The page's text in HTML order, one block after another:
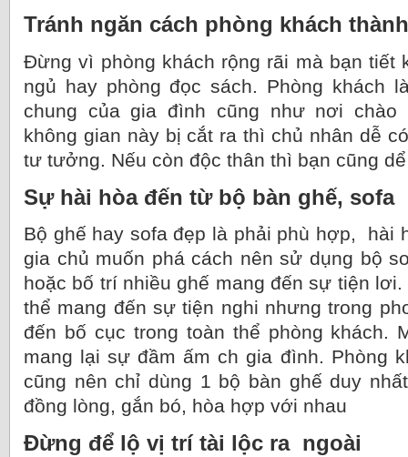
Tránh ngăn cách phòng khách
Đừng vì phòng khách rộng rãi mà bạn tiết
ngủ hay phòng đọc sách. Phòng khách
chung của gia đình cũng như nơi chào
không gian này bị cắt ra thì chủ nhân dễ
tư tưởng. Nếu còn độc thân thì bạn cũng
Sự hài hòa đến từ bộ bàn ghế, sofa
Bộ ghế hay sofa đẹp là phải phù hợp, hài
gia chủ muốn phá cách nên sử dụng bộ
hoặc bố trí nhiều ghế mang đến sự tiện
thể mang đến sự tiện nghi nhưng trong
đến bố cục trong toàn thể phòng khách.
mang lại sự đầm ấm ch gia đình. Phòng
cũng nên chỉ dùng 1 bộ bàn ghế duy
đồng lòng, gắn bó, hòa hợp với nhau
Đừng để lộ vị trí tài lộc ra ngoài